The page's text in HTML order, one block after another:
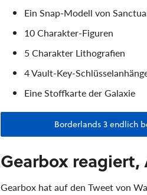
Ein Snap-Modell von
10 Charakter-Figuren
5 Charakter Lithografien
4 Vault-Key-
Eine Stoffkarte der Galaxie
Borderlands 3 endlich
Gearbox reagiert,
Gearbox hat auf den Tweet von